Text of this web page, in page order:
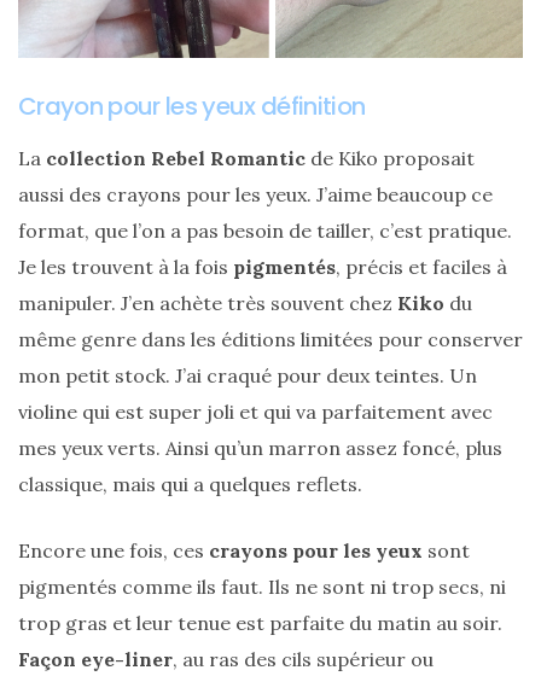
Ateliers
Auguste,
lequel
?
02/05/2026
CATÉGORIES
DU BLOG
Beauté
(640)
Actualités
beauté
Conseils
Crayon pour les yeux définition
La collection Rebel Romantic de Kiko proposait
aussi des crayons pour les yeux. J’aime beaucoup ce
format, que l’on a pas besoin de tailler, c’est pratique.
Je les trouvent à la fois pigmentés, précis et faciles à
manipuler. J’en achète très souvent chez Kiko du
même genre dans les éditions limitées pour conserver
mon petit stock. J’ai craqué pour deux teintes. Un
violine qui est super joli et qui va parfaitement avec
mes yeux verts. Ainsi qu’un marron assez foncé, plus
classique, mais qui a quelques reflets.
Encore une fois, ces crayons pour les yeux sont
pigmentés comme ils faut. Ils ne sont ni trop secs, ni
trop gras et leur tenue est parfaite du matin au soir.
Façon eye-liner, au ras des cils supérieur ou